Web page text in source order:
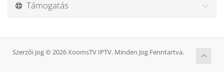
Támogatás
Szerzői jog © 2026 XoomsTV IPTV. Minden Jog Fenntartva.